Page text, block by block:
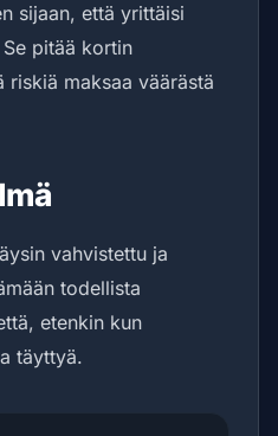
sijaan, että yrittäisi
pitää kortin
riskiä maksaa väärästä
vahvistettu ja
todellista
etenkin kun
täyttyä.